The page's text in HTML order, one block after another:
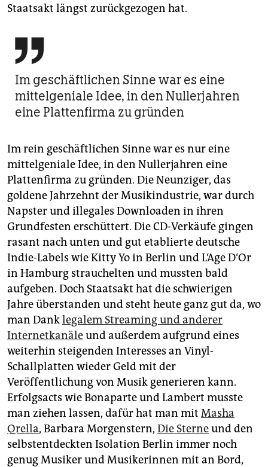
Staatsakt längst zurückgezogen hat.

Im geschäftlichen Sinne war es eine
mittelgeniale Idee, in den Nullerjahren
eine Plattenfirma zu gründen
Im rein geschäftlichen Sinne war es nur eine
mittelgeniale Idee, in den Nullerjahren eine
Plattenfirma zu gründen. Die Neunziger, das
goldene Jahrzehnt der Musikindustrie, war durch
Napster und illegales Downloaden in ihren
Grundfesten erschüttert. Die CD-Verkäufe gingen
rasant nach unten und gut etablierte deutsche
Indie-Labels wie Kitty Yo in Berlin und L‘Age D‘Or
in Hamburg strauchelten und mussten bald
aufgeben. Doch Staatsakt hat die schwierigen
Jahre überstanden und steht heute ganz gut da, wo
man Danklegalem Streaming und anderer
Internetkanäleund außerdem aufgrund eines
weiterhin steigenden Interesses an Vinyl-
Schallplatten wieder Geld mit der
Veröffentlichung von Musik generieren kann.
Erfolgsacts wie Bonaparte und Lambert musste
man ziehen lassen, dafür hat man mit Masha
Qrella, Barbara Morgenstern, Die Sterneund den
selbstentdeckten Isolation Berlin immer noch
genug Musiker und Musikerinnen mit an Bord,